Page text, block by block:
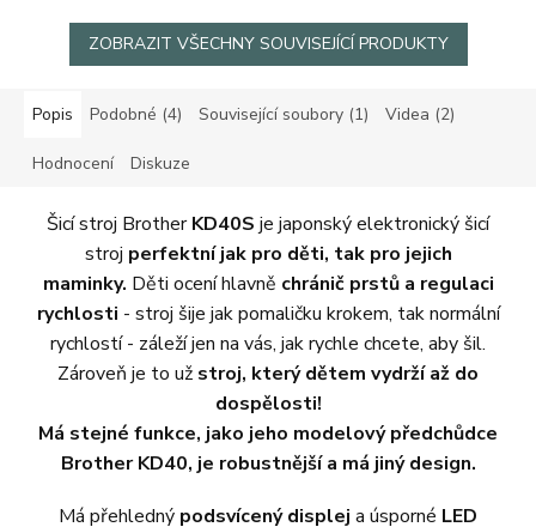
ZOBRAZIT VŠECHNY SOUVISEJÍCÍ PRODUKTY
Popis Podobné (4) Související soubory (1) Videa (2)
Hodnocení Diskuze
Šicí stroj BrotherKD40S je japonský elektronický šicí
stroj perfektní jak pro děti, tak pro jejich
maminky. Děti ocení hlavně chránič prstů a regulaci
rychlosti - stroj šije jak pomaličku krokem, tak normální
rychlostí - záleží jen na vás, jak rychle chcete, aby šil.
Zároveň je to už stroj, který dětem vydrží až do
dospělosti!
Má stejné funkce, jako jeho modelový předchůdce
Brother KD40, je robustnější a má jiný design.
Má přehledný podsvícený displej a úsporné LED